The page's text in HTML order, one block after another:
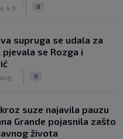
4 h 0
supruga se udala za
pjevala se Rozga i
0
suze najavila pauzu
Grande pojasnila zašto
života